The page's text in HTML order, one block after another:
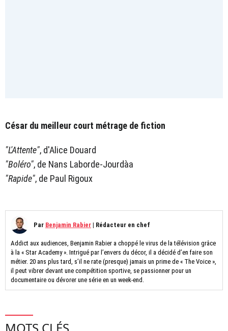
César du meilleur court métrage de fiction
"L'Attente", d'Alice Douard
"Boléro", de Nans Laborde-Jourdàa
"Rapide", de Paul Rigoux
Par Benjamin Rabier | Rédacteur en chef
Addict aux audiences, Benjamin Rabier a choppé le virus de la télévision grâce
à la « Star Academy ». Intrigué par l’envers du décor, il a décidé d’en faire son
métier. 20 ans plus tard, s’il ne rate (presque) jamais un prime de « The Voice »,
il peut vibrer devant une compétition sportive, se passionner pour un
documentaire ou dévorer une série en un week-end.
MOTS CLÉS